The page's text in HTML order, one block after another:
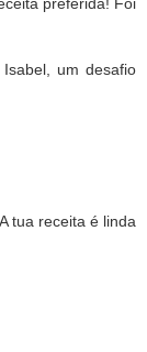
um desafio
tua receita é linda